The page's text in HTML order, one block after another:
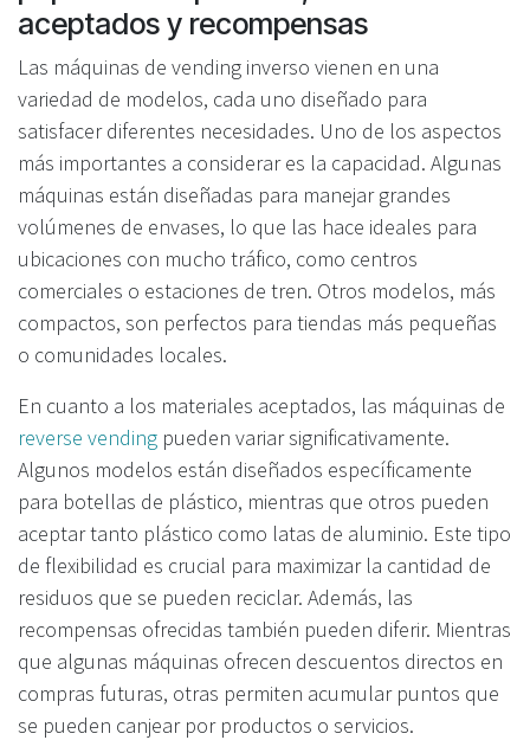
aceptados y recompensas
Las máquinas de vending inverso vienen en una
variedad de modelos, cada uno diseñado para
satisfacer diferentes necesidades. Uno de los aspectos
más importantes a considerar es la capacidad. Algunas
máquinas están diseñadas para manejar grandes
volúmenes de envases, lo que las hace ideales para
ubicaciones con mucho tráfico, como centros
comerciales o estaciones de tren. Otros modelos, más
compactos, son perfectos para tiendas más pequeñas
o comunidades locales.
En cuanto a los materiales aceptados, las máquinas de
reverse vending pueden variar significativamente.
Algunos modelos están diseñados específicamente
para botellas de plástico, mientras que otros pueden
aceptar tanto plástico como latas de aluminio. Este tipo
de flexibilidad es crucial para maximizar la cantidad de
residuos que se pueden reciclar. Además, las
recompensas ofrecidas también pueden diferir. Mientras
que algunas máquinas ofrecen descuentos directos en
compras futuras, otras permiten acumular puntos que
se pueden canjear por productos o servicios.